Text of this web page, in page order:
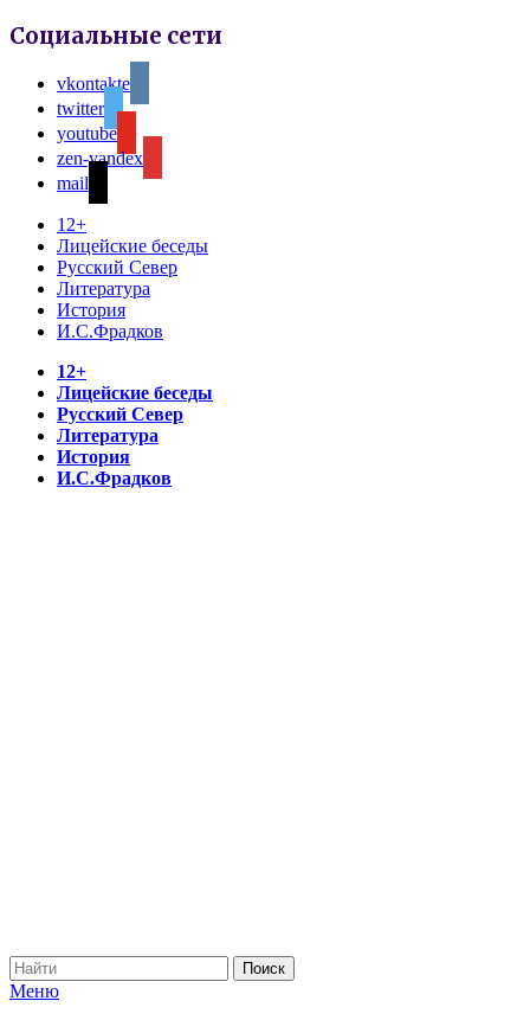
Социальные сети
vkontakte
twitter
youtube
zen-yandex
mail
12+
Лицейские беседы
Русский Север
Литература
История
И.С.Фрадков
12+
Лицейские беседы
Русский Север
Литература
История
И.С.Фрадков
Меню